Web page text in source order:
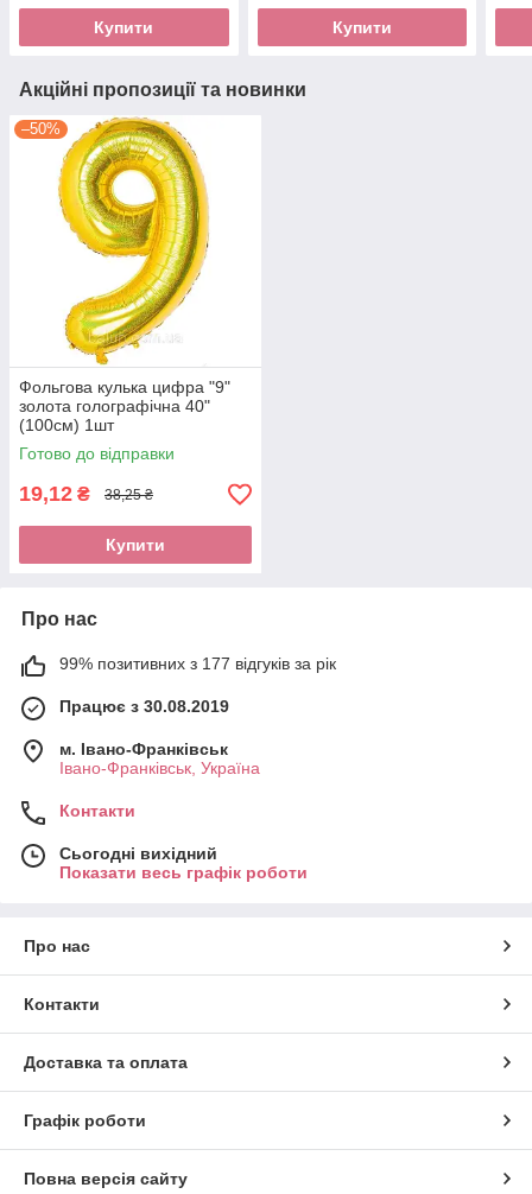
Купити Купити
Акційні пропозиції та новинки
–50%
Фольгова кулька цифра "9"
золота голографічна 40"
(100см) 1шт
Готово до відправки
19,12 ₴ 38,25 ₴
Купити
Про нас
99% позитивних з 177 відгуків за рік
Працює з 30.08.2019
м. Івано-Франківськ
Івано-Франківськ, Україна
Контакти
Сьогодні вихідний
Показати весь графік роботи
Про нас
Контакти
Доставка та оплата
Графік роботи
Повна версія сайту